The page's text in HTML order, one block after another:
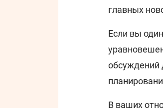
главных
Если вы
обсуждений
В ваших